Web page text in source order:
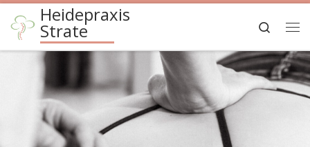
Zum Inhalt springen
Heidepraxis
Strate
Search